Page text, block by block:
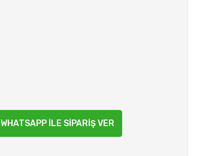
WHATSAPP İLE SİPARİŞ VER